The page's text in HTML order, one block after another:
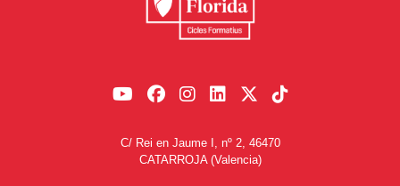
C/ Rei en Jaume I, nº 2, 46470
CATARROJA (Valencia)